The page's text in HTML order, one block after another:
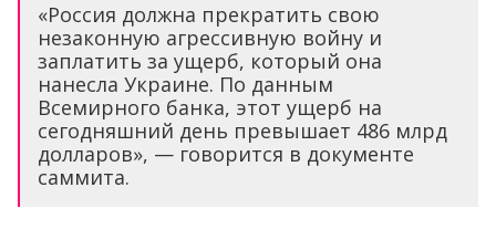
«Россия должна прекратить свою
незаконную агрессивную войну и
заплатить за ущерб, который она
нанесла Украине. По данным
Всемирного банка, этот ущерб на
сегодняшний день превышает 486 млрд
долларов», — говорится в документе
саммита.